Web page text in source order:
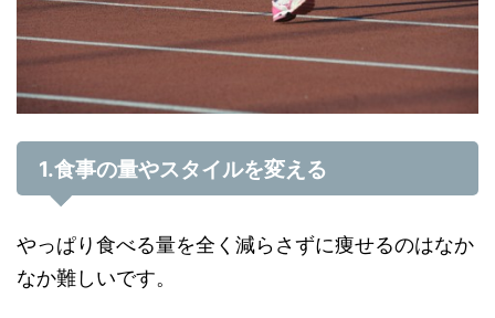
1.食事の量やスタイルを変える
やっぱり食べる量を全く減らさずに痩せるのはなか
なか難しいです。